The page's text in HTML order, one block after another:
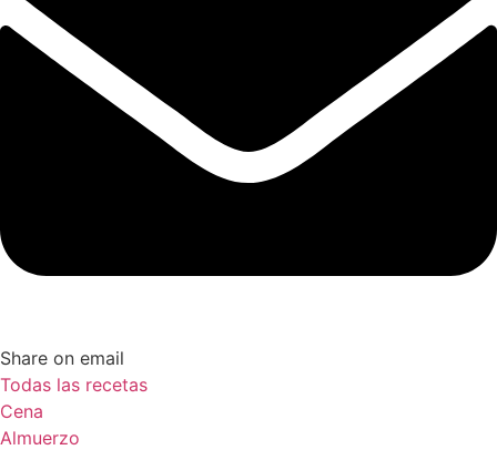
Share on email
Todas las recetas
Cena
Almuerzo